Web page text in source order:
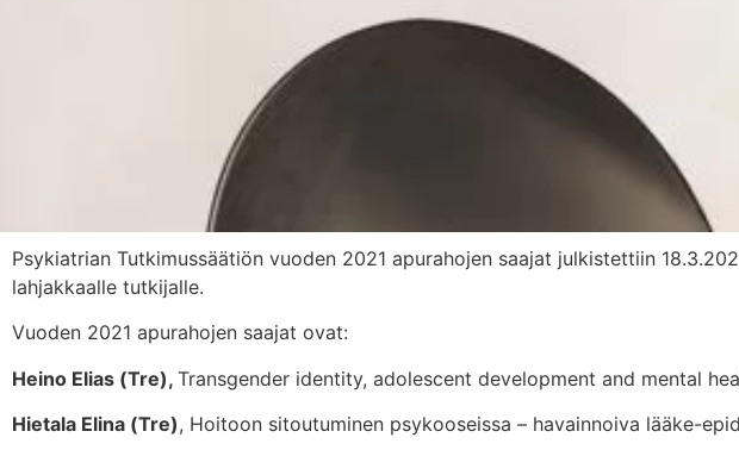
Psykiatrian Tutkimussäätiön vuoden 2021 apurahojen saajat julkistettiin
lahjakkaalle tutkijalle.
Vuoden 2021 apurahojen saajat ovat:
Heino Elias (Tre), Transgender identity, adolescent development and mental
Hietala Elina (Tre), Hoitoon sitoutuminen psykooseissa – havainnoiva lääke-